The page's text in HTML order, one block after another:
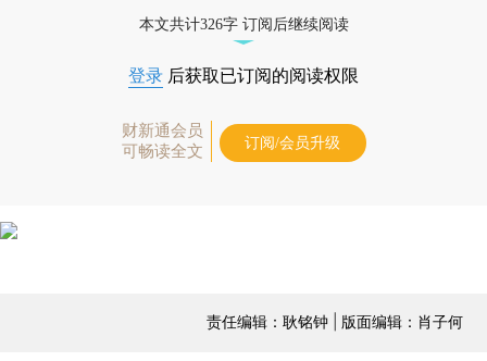
本文共计326字 订阅后继续阅读
登录 后获取已订阅的阅读权限
财新通会员
可畅读全文
订阅/会员升级
责任编辑：耿铭钟 | 版面编辑：肖子何